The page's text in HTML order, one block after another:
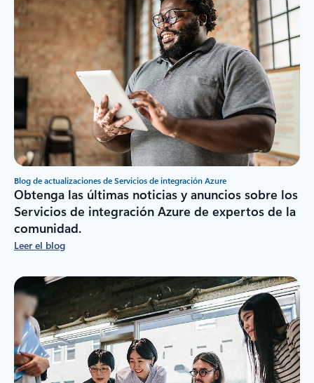
Blog de actualizaciones de Servicios de integración Azure
Obtenga las últimas noticias y anuncios sobre los
Servicios de integración Azure de expertos de la
comunidad.
Leer el blog